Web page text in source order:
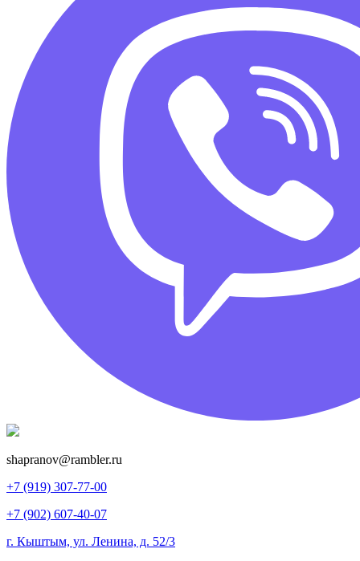
shapranov@rambler.ru
+7 (919) 307-77-00
+7 (902) 607-40-07
г. Кыштым, ул. Ленина, д. 52/3